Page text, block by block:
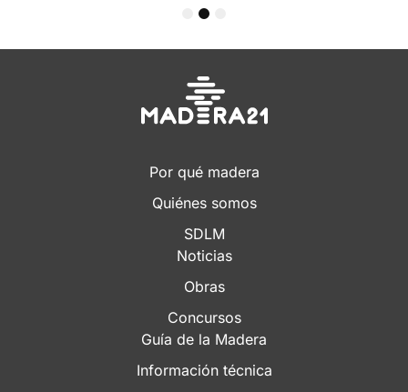
Por qué madera
Quiénes somos
SDLM
Noticias
Obras
Concursos
Guía de la Madera
Información técnica